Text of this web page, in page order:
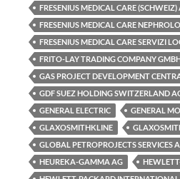
FRESENIUS MEDICAL CARE (SCHWEIZ)
FRESENIUS MEDICAL CARE
FRESENIUS MEDICAL CARE SERVIZI
FRITO-LAY TRADING COMPANY
GAS PROJECT DEVELOPMENT
GDF SUEZ HOLDING SWITZERLAND
GENERAL ELECTRIC
GENERAL
GLAXOSMITHKLINE
GLOBAL PETROPROJECTS SERVICES
HEUREKA-GAMMA AG